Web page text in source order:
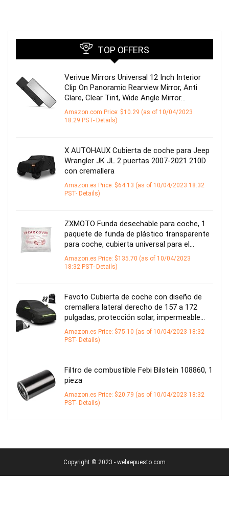
TOP OFFERS
Verivue Mirrors Universal 12 Inch Interior
Clip On Panoramic Rearview Mirror, Anti
Glare, Clear Tint, Wide Angle Mirror…
Amazon.com Price: $10.29 (as of 10/04/2023
18:29 PST- Details)
X AUTOHAUX Cubierta de coche para Jeep
Wrangler JK JL 2 puertas 2007-2021 210D
con cremallera
Amazon.es Price: $64.13 (as of 10/04/2023 18:32
PST- Details)
ZXMOTO Funda desechable para coche, 1
paquete de funda de plástico transparente
para coche, cubierta universal para el…
Amazon.es Price: $135.70 (as of 10/04/2023
18:32 PST- Details)
Favoto Cubierta de coche con diseño de
cremallera lateral derecho de 157 a 172
pulgadas, protección solar, impermeable…
Amazon.es Price: $75.10 (as of 10/04/2023 18:32
PST- Details)
Filtro de combustible Febi Bilstein 108860, 1
pieza
Amazon.es Price: $20.79 (as of 10/04/2023 18:32
PST- Details)
Copyright © 2023 - webrepuesto.com